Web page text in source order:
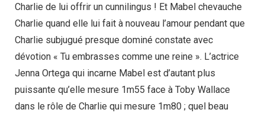
Charlie de lui offrir un cunnilingus ! Et Mabel chevauche
Charlie quand elle lui fait à nouveau l’amour pendant que
Charlie subjugué presque dominé constate avec
dévotion « Tu embrasses comme une reine ». L’actrice
Jenna Ortega qui incarne Mabel est d’autant plus
puissante qu’elle mesure 1m55 face à Toby Wallace
dans le rôle de Charlie qui mesure 1m80 ; quel beau